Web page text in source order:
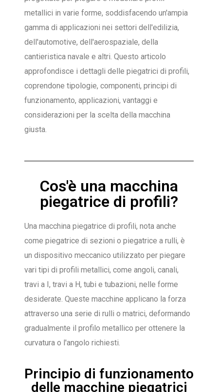
metallici in varie forme, soddisfacendo un'ampia
gamma di applicazioni nei settori dell'edilizia,
dell'automotive, dell'aerospaziale, della
cantieristica navale e altri. Questo articolo
approfondisce i dettagli delle piegatrici di profili,
coprendone tipologie, componenti, principi di
funzionamento, applicazioni, vantaggi e
considerazioni per la scelta della macchina
giusta.
Cos'è una macchina
piegatrice di profili?
Una macchina piegatrice di profili, nota anche
come piegatrice di sezioni o piegatrice a rulli, è
un dispositivo meccanico utilizzato per piegare
vari tipi di profili metallici, come angoli, canali,
travi a I, travi a H, tubi e tubazioni, nelle forme
desiderate. Queste macchine applicano la forza
attraverso una serie di rulli o matrici, deformando
gradualmente il profilo metallico per ottenere la
curvatura o l'angolo richiesti.
Principio di funzionamento
delle macchine piegatrici